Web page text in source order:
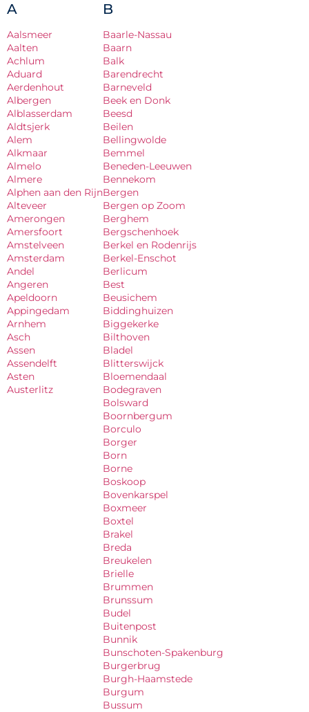
A
Aalsmeer
Aalten
Achlum
Aduard
Aerdenhout
Albergen
Alblasserdam
Aldtsjerk
Alem
Alkmaar
Almelo
Almere
Alphen aan den Rijn
Alteveer
Amerongen
Amersfoort
Amstelveen
Amsterdam
Andel
Angeren
Apeldoorn
Appingedam
Arnhem
Asch
Assen
Assendelft
Asten
Austerlitz
B
Baarle-Nassau
Baarn
Balk
Barendrecht
Barneveld
Beek en Donk
Beesd
Beilen
Bellingwolde
Bemmel
Beneden-Leeuwen
Bennekom
Bergen
Bergen op Zoom
Berghem
Bergschenhoek
Berkel en Rodenrijs
Berkel-Enschot
Berlicum
Best
Beusichem
Biddinghuizen
Biggekerke
Bilthoven
Bladel
Blitterswijck
Bloemendaal
Bodegraven
Bolsward
Boornbergum
Borculo
Borger
Born
Borne
Boskoop
Bovenkarspel
Boxmeer
Boxtel
Brakel
Breda
Breukelen
Brielle
Brummen
Brunssum
Budel
Buitenpost
Bunnik
Bunschoten-Spakenburg
Burgerbrug
Burgh-Haamstede
Burgum
Bussum